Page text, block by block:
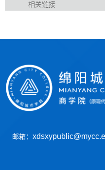
相关链接
邮箱：